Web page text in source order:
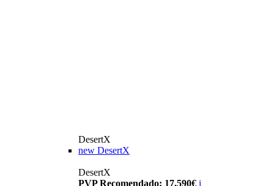
DesertX
new DesertX
DesertX
PVP Recomendado: 17.590€ i